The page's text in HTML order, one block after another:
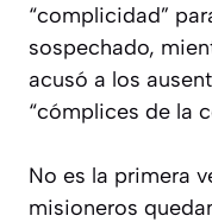
“complicidad”
sospechado,
acusó a los
“cómplices de la
No es la primera
misioneros